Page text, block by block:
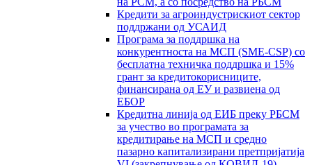
Кредити за агроиндустрискиот сектор
поддржани од УСАИД
Програма за поддршка на
конкурентноста на МСП (SME-CSP) со
бесплатна техничка поддршка и 15%
грант за кредитокорисниците,
финансирана од ЕУ и развиена од
ЕБОР
Кредитна линија од ЕИБ преку РБСМ
за учество во програмата за
кредитирање на МСП и средно
пазарно капитализирани претпријатија